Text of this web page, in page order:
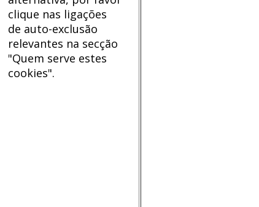
clique nas ligações
de auto-exclusão
relevantes na secção
"Quem serve estes
cookies".